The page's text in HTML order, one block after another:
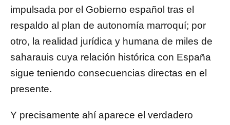
impulsada por el Gobierno español tras el
respaldo al plan de autonomía marroquí; por
otro, la realidad jurídica y humana de miles de
saharauis cuya relación histórica con España
sigue teniendo consecuencias directas en el
presente.
Y precisamente ahí aparece el verdadero